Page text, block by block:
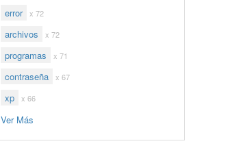
error x 72
archivos x 72
programas x 71
contraseña x 67
xp x 66
Ver Más